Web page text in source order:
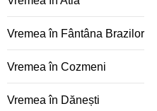
Vremea în Fântâna Brazilor
Vremea în Cozmeni
Vremea în Dănești